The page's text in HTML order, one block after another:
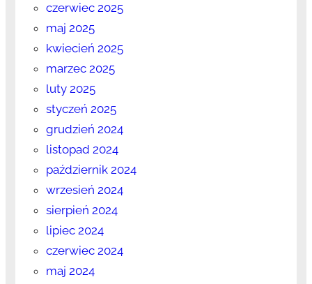
czerwiec 2025
maj 2025
kwiecień 2025
marzec 2025
luty 2025
styczeń 2025
grudzień 2024
listopad 2024
październik 2024
wrzesień 2024
sierpień 2024
lipiec 2024
czerwiec 2024
maj 2024